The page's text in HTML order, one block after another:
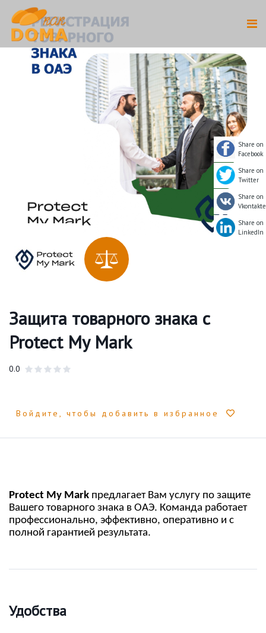
Защита товарного знака с
Protect My Mark
0.0
Войдите, чтобы добавить в избранное
Protect My Mark предлагает Вам услугу по защите
Вашего товарного знака в ОАЭ. Команда работает
профессионально, эффективно, оперативно и с
полной гарантией результата.
Удобства
Share on
Facebook
Share on
Twitter
Share on
Vkontakte
Share on
LinkedIn